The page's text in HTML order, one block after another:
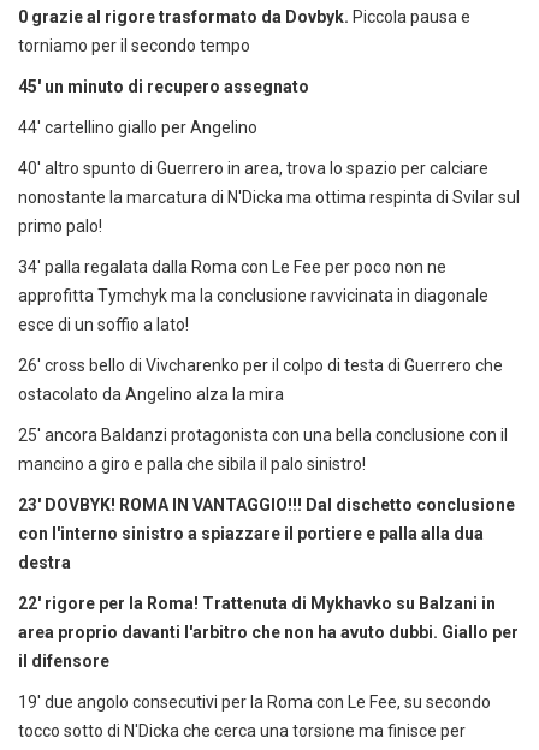
0 grazie al rigore trasformato da Dovbyk. Piccola pausa e
torniamo per il secondo tempo
45' un minuto di recupero assegnato
44' cartellino giallo per Angelino
40' altro spunto di Guerrero in area, trova lo spazio per calciare
nonostante la marcatura di N'Dicka ma ottima respinta di Svilar sul
primo palo!
34' palla regalata dalla Roma con Le Fee per poco non ne
approfitta Tymchyk ma la conclusione ravvicinata in diagonale
esce di un soffio a lato!
26' cross bello di Vivcharenko per il colpo di testa di Guerrero che
ostacolato da Angelino alza la mira
25' ancora Baldanzi protagonista con una bella conclusione con il
mancino a giro e palla che sibila il palo sinistro!
23' DOVBYK! ROMA IN VANTAGGIO!!! Dal dischetto conclusione
con l'interno sinistro a spiazzare il portiere e palla alla dua
destra
22' rigore per la Roma! Trattenuta di Mykhavko su Balzani in
area proprio davanti l'arbitro che non ha avuto dubbi. Giallo per
il difensore
19' due angolo consecutivi per la Roma con Le Fee, su secondo
tocco sotto di N'Dicka che cerca una torsione ma finisce per